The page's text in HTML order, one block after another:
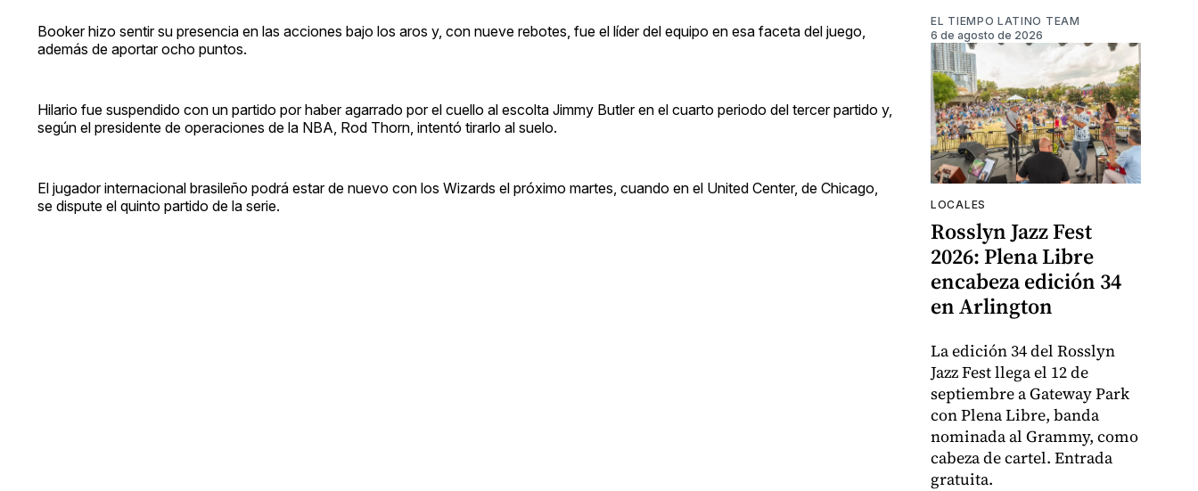
Booker hizo sentir su presencia en las acciones bajo los aros y, con nueve rebotes, fue el líder del equipo en esa faceta del juego,
además de aportar ocho puntos.
Hilario fue suspendido con un partido por haber agarrado por el cuello al escolta Jimmy Butler en el cuarto periodo del tercer partido y,
según el presidente de operaciones de la NBA, Rod Thorn, intentó tirarlo al suelo.
El jugador internacional brasileño podrá estar de nuevo con los Wizards el próximo martes, cuando en el United Center, de Chicago,
se dispute el quinto partido de la serie.
EL TIEMPO LATINO TEAM
6 de agosto de 2026
LOCALES
Rosslyn Jazz Fest
2026: Plena Libre
encabeza edición 34
en Arlington
La edición 34 del Rosslyn
Jazz Fest llega el 12 de
septiembre a Gateway Park
con Plena Libre, banda
nominada al Grammy, como
cabeza de cartel. Entrada
gratuita.